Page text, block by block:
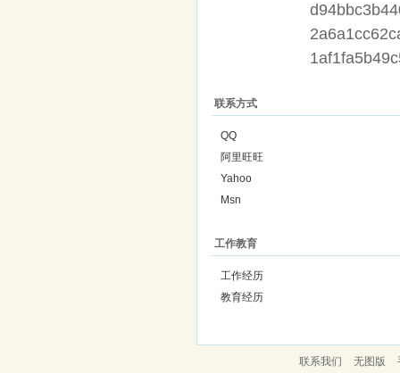
联系方式
QQ
阿里旺旺
Yahoo
Msn
工作教育
工作经历
教育经历
联系我们 无图版